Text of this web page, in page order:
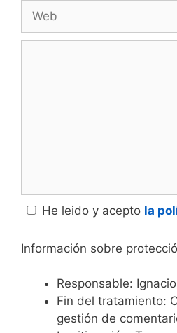
Web
He leido y acepto la
Información sobre
Responsable:
Fin del tratamiento:
gestión de